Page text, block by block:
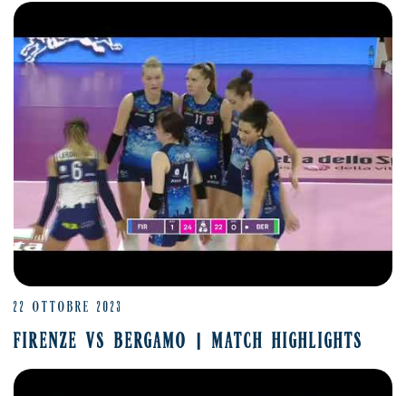
22 OTTOBRE 2023
FIRENZE VS BERGAMO | MATCH HIGHLIGHTS